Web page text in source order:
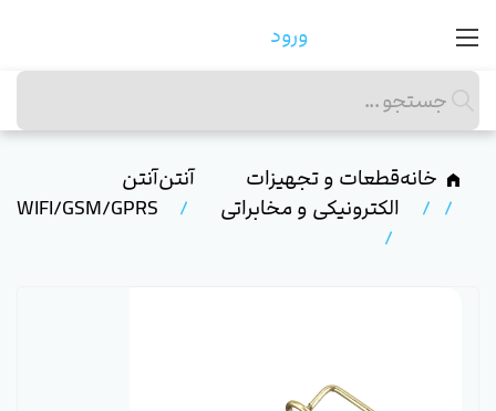
ورود
خانهقطعات و تجهیزات
الکترونیکی و مخابراتی
آنتنآنتن
WIFI/GSM/GPRS